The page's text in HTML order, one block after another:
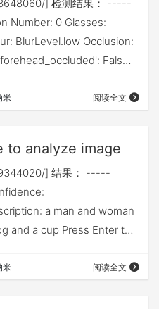
] 检测结果： -----
Number: 0 Glasses:
BlurLevel.low Occlusion:
False,
米 阅读全文
to analyze image
] 结果： -----
a man and woman
and a cup Press Enter to
米 阅读全文